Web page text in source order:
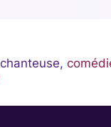
chanteuse,